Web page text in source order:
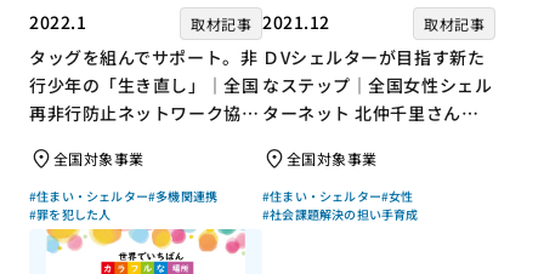
2022.1 取材記事
タッグを組んでサポート。非
行少年の「生き直し」｜全国
再非行防止ネットワーク協議
上チキさん【聞き手】
全国対象事業
#住まい・シェルター#多機関連携
#罪を犯した人
2021.12 取材記事
ＤVシェルターが目指す新た
なステップ｜全国女性シェル
ターネット 北仲千里さん×
ん【聞き手】
全国対象事業
#住まい・シェルター#女性
#社会課題解決の担い手育成